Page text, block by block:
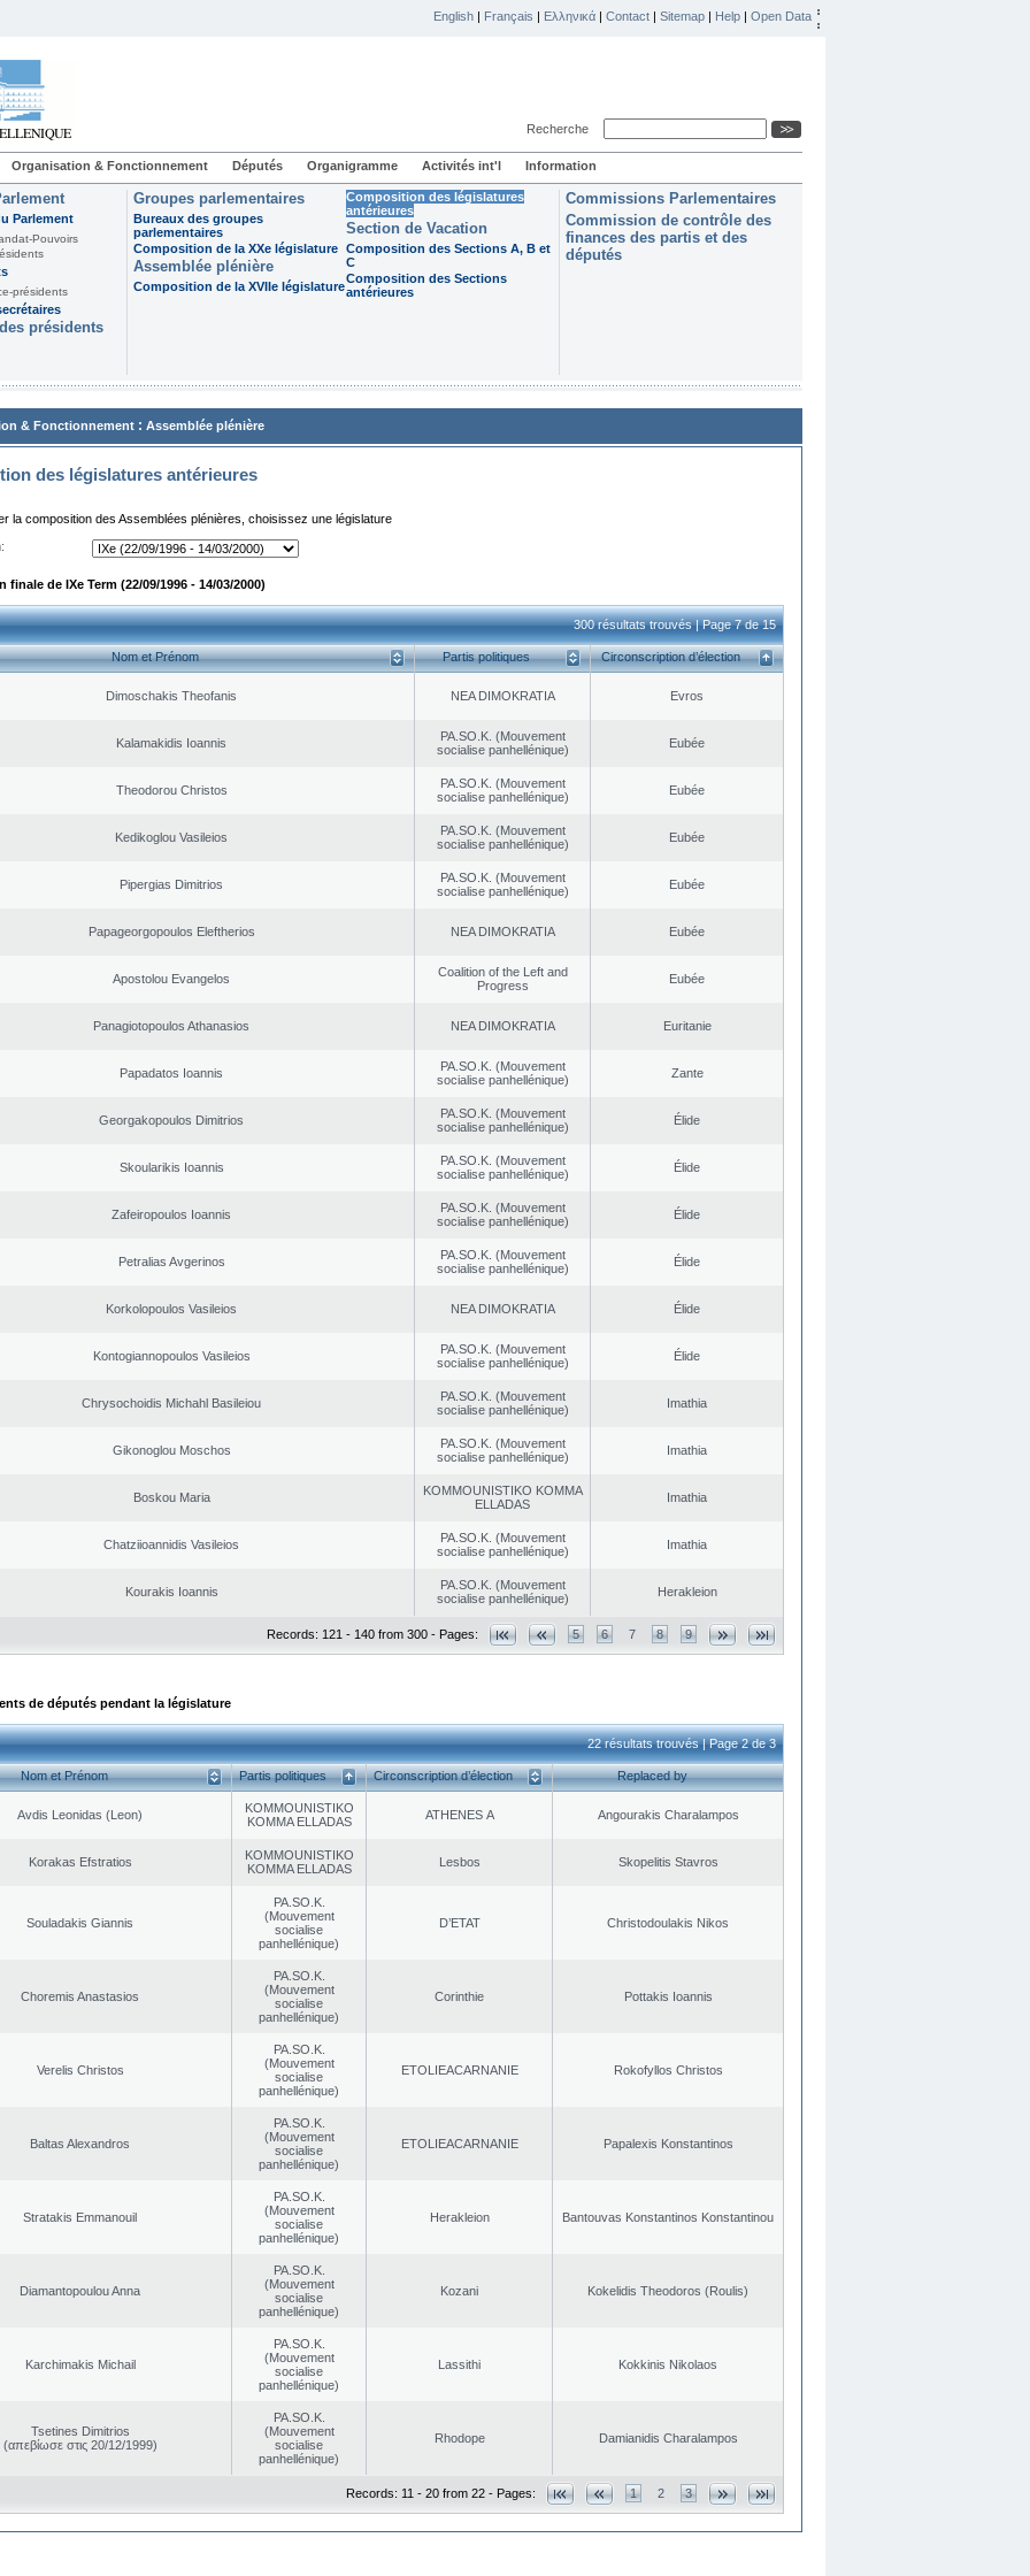
English | Français | Ελληνικά | Contact | Sitemap | Help | Open Data
Recherche
Organisation & Fonctionnement Députés Organigramme Activités int'l Information
Parlement
Pouvoirs
présidents
présidents
Groupes parlementaires
Bureaux des groupes
parlementaires
Composition de la XXe législature
Assemblée plénière
Composition de la XVIIe législature
Composition des législatures
antérieures
Section de Vacation
Composition des Sections A, B et
C
Composition des Sections
antérieures
Commissions Parlementaires
Commission de contrôle des
finances des partis et des
députés
& Fonctionnement : Assemblée plénière
des législatures antérieures
la composition des Assemblées plénières, choisissez une législature
finale de IXe Term (22/09/1996 - 14/03/2000)
300 résultats trouvés | Page 7 de 15
Nom et Prénom Partis politiques Circonscription d’élection
Dimoschakis Theofanis NEA DΙMOKRATIA Evros
Kalamakidis Ioannis
PA.SO.K. (Mouvement
socialise panhellénique)
Eubée
Theodorou Christos
PA.SO.K. (Mouvement
socialise panhellénique)
Eubée
Kedikoglou Vasileios
PA.SO.K. (Mouvement
socialise panhellénique)
Eubée
Pipergias Dimitrios
PA.SO.K. (Mouvement
socialise panhellénique)
Eubée
Papageorgopoulos Eleftherios NEA DΙMOKRATIA Eubée
Apostolou Evangelos
Coalition of the Left and
Progress
Eubée
Panagiotopoulos Athanasios NEA DΙMOKRATIA Euritanie
Papadatos Ioannis
PA.SO.K. (Mouvement
socialise panhellénique)
Zante
Georgakopoulos Dimitrios
PA.SO.K. (Mouvement
socialise panhellénique)
Élide
Skoularikis Ioannis
PA.SO.K. (Mouvement
socialise panhellénique)
Élide
Zafeiropoulos Ioannis
PA.SO.K. (Mouvement
socialise panhellénique)
Élide
Petralias Avgerinos
PA.SO.K. (Mouvement
socialise panhellénique)
Élide
Korkolopoulos Vasileios NEA DΙMOKRATIA Élide
Kontogiannopoulos Vasileios
PA.SO.K. (Mouvement
socialise panhellénique)
Élide
Chrysochoidis Michahl Basileiou
PA.SO.K. (Mouvement
socialise panhellénique)
Imathia
Gikonoglou Moschos
PA.SO.K. (Mouvement
socialise panhellénique)
Imathia
Boskou Maria
KOMMOUNISTIKO KOMMA
ELLADAS
Imathia
Chatziioannidis Vasileios
PA.SO.K. (Mouvement
socialise panhellénique)
Imathia
Kourakis Ioannis
PA.SO.K. (Mouvement
socialise panhellénique)
Herakleion
Records: 121 - 140 from 300 - Pages: 5 6 7 8 9
de députés pendant la législature
22 résultats trouvés | Page 2 de 3
Nom et Prénom Partis politiques Circonscription d’élection Replaced by
Avdis Leonidas (Leon)
KOMMOUNISTIKO
KOMMA ELLADAS
ATHENES Α Angourakis Charalampos
Korakas Efstratios
KOMMOUNISTIKO
KOMMA ELLADAS
Lesbos Skopelitis Stavros
Souladakis Giannis
PA.SO.K.
(Mouvement
socialise
panhellénique)
D’ETAT Christodoulakis Nikos
Choremis Anastasios
PA.SO.K.
(Mouvement
socialise
panhellénique)
Corinthie Pottakis Ioannis
Verelis Christos
PA.SO.K.
(Mouvement
socialise
panhellénique)
EΤOLIEACARNANIE Rokofyllos Christos
Baltas Alexandros
PA.SO.K.
(Mouvement
socialise
panhellénique)
EΤOLIEACARNANIE Papalexis Konstantinos
Stratakis Emmanouil
PA.SO.K.
(Mouvement
socialise
panhellénique)
Herakleion Bantouvas Konstantinos Konstantinou
Diamantopoulou Anna
PA.SO.K.
(Mouvement
socialise
panhellénique)
Kozani Kokelidis Theodoros (Roulis)
Karchimakis Michail
PA.SO.K.
(Mouvement
socialise
panhellénique)
Lassithi Kokkinis Nikolaos
Tsetines Dimitrios
(απεβίωσε στις 20/12/1999)
PA.SO.K.
(Mouvement
socialise
panhellénique)
Rhodope Damianidis Charalampos
Records: 11 - 20 from 22 - Pages: 1 2 3